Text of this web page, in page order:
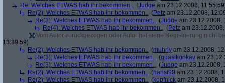
Re: Welches ETWAS hab ihr bekommen.. (Judge am 23.12.2008,
Re(2): Welches ETWAS hab ihr bekommen.. (Petz am 23.12.2008,
Re(3): Welches ETWAS hab ihr bekommen.. (Judge am 23.12.2008,
Re(4): Welches ETWAS hab ihr bekommen.. (Petz am
Vom Autor zurückgezogen oder Autor hat seine Registrierung nicht
13:39:59)
Re(2): Welches ETWAS hab ihr bekommen.. (muhrly am 23.12.2008,
Re(3): Welches ETWAS hab ihr bekommen.. (quasikonkav am
Re(3): Welches ETWAS hab ihr bekommen.. (Judge am 23.12.2008,
Re(2): Welches ETWAS hab ihr bekommen.. (hansi99 am 23.12.2008,
Re(2): Welches ETWAS hab ihr bekommen.. (kopfnick am 23.12.2008,